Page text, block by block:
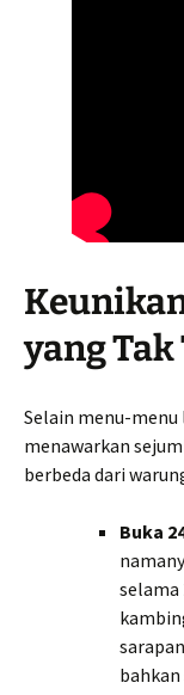
yang
Selain menu-
menawarkan
berbeda dari
Buka
selama